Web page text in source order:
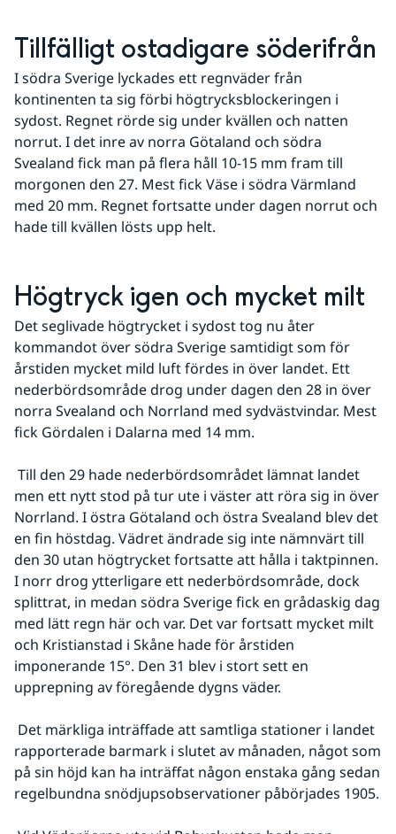
Tillfälligt ostadigare söderifrån
I södra Sverige lyckades ett regnväder från
kontinenten ta sig förbi högtrycksblockeringen i
sydost. Regnet rörde sig under kvällen och natten
norrut. I det inre av norra Götaland och södra
Svealand fick man på flera håll 10-15 mm fram till
morgonen den 27. Mest fick Väse i södra Värmland
med 20 mm. Regnet fortsatte under dagen norrut och
hade till kvällen lösts upp helt.
Högtryck igen och mycket milt
Det seglivade högtrycket i sydost tog nu åter
kommandot över södra Sverige samtidigt som för
årstiden mycket mild luft fördes in över landet. Ett
nederbördsområde drog under dagen den 28 in över
norra Svealand och Norrland med sydvästvindar. Mest
fick Gördalen i Dalarna med 14 mm.
men ett nytt stod på tur ute i väster att röra sig in över
Norrland. I östra Götaland och östra Svealand blev det
en fin höstdag. Vädret ändrade sig inte nämnvärt till
den 30 utan högtrycket fortsatte att hålla i taktpinnen.
I norr drog ytterligare ett nederbördsområde, dock
splittrat, in medan södra Sverige fick en grådaskig dag
med lätt regn här och var. Det var fortsatt mycket milt
och Kristianstad i Skåne hade för årstiden
imponerande 15°. Den 31 blev i stort sett en
upprepning av föregående dygns väder.
rapporterade barmark i slutet av månaden, något som
på sin höjd kan ha inträffat någon enstaka gång sedan
regelbundna snödjupsobservationer påbörjades 1905.